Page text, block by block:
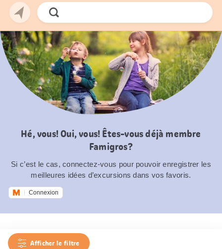
Chercher
Hé, vous! Oui, vous! Êtes-vous déjà membre
Famigros?
Si c’est le cas, connectez-vous pour pouvoir enregistrer les
meilleures idées d’excursions dans vos favoris.
Connexion
Afficher le filtre